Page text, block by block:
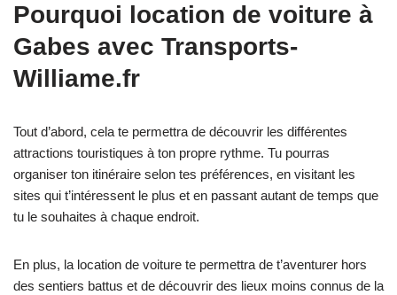
Pourquoi location de voiture à
Gabes avec Transports-
Williame.fr
Tout d’abord, cela te permettra de découvrir les différentes
attractions touristiques à ton propre rythme. Tu pourras
organiser ton itinéraire selon tes préférences, en visitant les
sites qui t’intéressent le plus et en passant autant de temps que
tu le souhaites à chaque endroit.
En plus, la location de voiture te permettra de t’aventurer hors
des sentiers battus et de découvrir des lieux moins connus de la